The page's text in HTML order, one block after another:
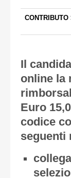
Il
online la
Euro
codice
seguenti